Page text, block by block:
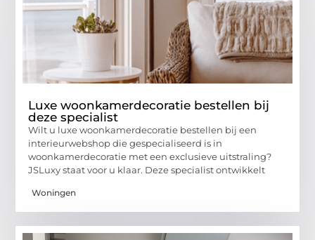
Luxe woonkamerdecoratie bestellen bij
deze specialist
Wilt u luxe woonkamerdecoratie bestellen bij een
interieurwebshop die gespecialiseerd is in
woonkamerdecoratie met een exclusieve uitstraling?
JSLuxy staat voor u klaar. Deze specialist ontwikkelt
Woningen